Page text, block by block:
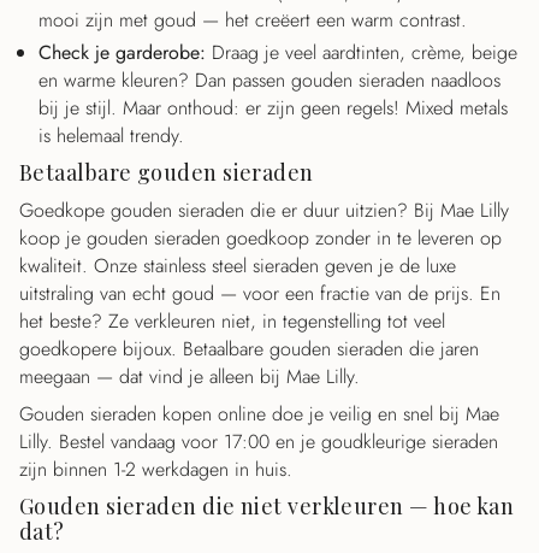
mooi zijn met goud — het creëert een warm contrast.
Check je garderobe: Draag je veel aardtinten, crème, beige
en warme kleuren? Dan passen gouden sieraden naadloos
bij je stijl. Maar onthoud: er zijn geen regels! Mixed metals
is helemaal trendy.
Betaalbare gouden sieraden
Goedkope gouden sieraden die er duur uitzien? Bij Mae Lilly
koop je gouden sieraden goedkoop zonder in te leveren op
kwaliteit. Onze stainless steel sieraden geven je de luxe
uitstraling van echt goud — voor een fractie van de prijs. En
het beste? Ze verkleuren niet, in tegenstelling tot veel
goedkopere bijoux. Betaalbare gouden sieraden die jaren
meegaan — dat vind je alleen bij Mae Lilly.
Gouden sieraden kopen online doe je veilig en snel bij Mae
Lilly. Bestel vandaag voor 17:00 en je goudkleurige sieraden
zijn binnen 1-2 werkdagen in huis.
Gouden sieraden die niet verkleuren — hoe kan
dat?